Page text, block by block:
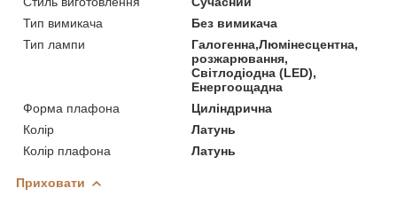
Тип вимикача
Без вимикача
Тип лампи
Галогенна,Люмінесцентна,
розжарювання,
Світлодіодна (LED),
Енергоощадна
Форма плафона
Циліндрична
Колір
Латунь
Колір плафона
Латунь
Приховати